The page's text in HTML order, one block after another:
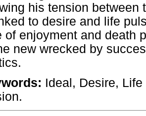
his tension between
to desire and life
of enjoyment and death
new wrecked by
Ideal, Desire,